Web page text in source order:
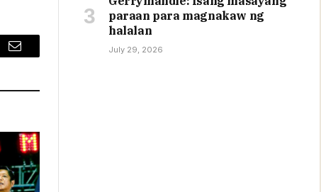
Email
paraan para magnakaw ng
halalan
July 29, 2026